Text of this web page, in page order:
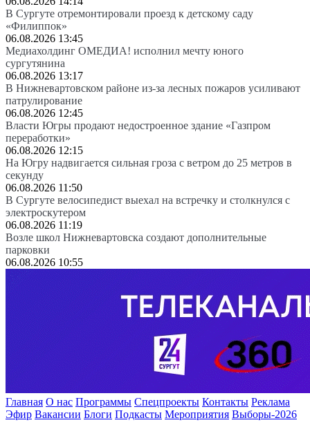
В Сургуте отремонтировали проезд к детскому саду
«Филиппок»
06.08.2026 13:45
Медиахолдинг ОМЕДИА! исполнил мечту юного
сургутянина
06.08.2026 13:17
В Нижневартовском районе из-за лесных пожаров усиливают
патрулирование
06.08.2026 12:45
Власти Югры продают недостроенное здание «Газпром
переработки»
06.08.2026 12:15
На Югру надвигается сильная гроза с ветром до 25 метров в
секунду
06.08.2026 11:50
В Сургуте велосипедист выехал на встречку и столкнулся с
электроскутером
06.08.2026 11:19
Возле школ Нижневартовска создают дополнительные
парковки
06.08.2026 10:55
Главная О нас Программы Спецпроекты Контакты Реклама
Эфир Вакансии Блоги Подкасты Мероприятия Выборы-2026